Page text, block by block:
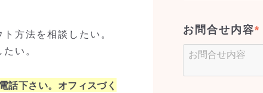
方法を相談したい。
い。
話下さい。オフィスづく
お問合せ内容*